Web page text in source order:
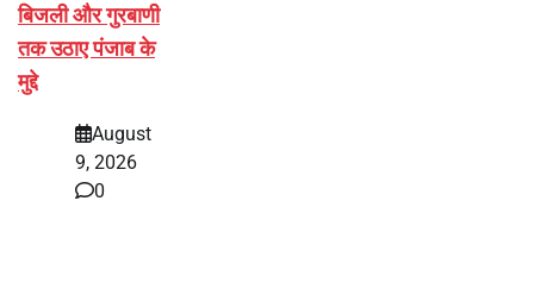
बिजली और गुरबाणी
तक उठाए पंजाब के
मुद्दे
August
9, 2026
0